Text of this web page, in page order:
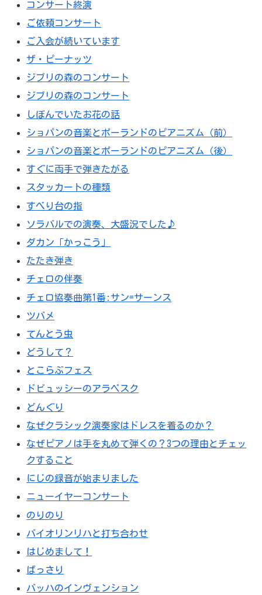
コンサート終演
ご依頼コンサート
ご入会が続いています
ザ・ピーナッツ
ジブリの森のコンサート
ジブリの森のコンサート
しぼんでいたお花の話
ショパンの音楽とポーランドのピアニズム（前）
ショパンの音楽とポーランドのピアニズム（後）
すぐに両手で弾きたがる
スタッカートの種類
すべり台の指
ソラバルでの演奏、大盛況でした♪
ダカン「かっこう」
たたき弾き
チェロの伴奏
チェロ協奏曲第1番:サン=サーンス
ツバメ
てんとう虫
どうして？
とこらぶフェス
ドビュッシーのアラベスク
どんぐり
なぜクラシック演奏家はドレスを着るのか？
なぜピアノは手を丸めて弾くの？3つの理由とチェッ
クすること
にじの録音が始まりました
ニューイヤーコンサート
のりのり
バイオリンリハと打ち合わせ
はじめまして！
ばっさり
バッハのインヴェンション